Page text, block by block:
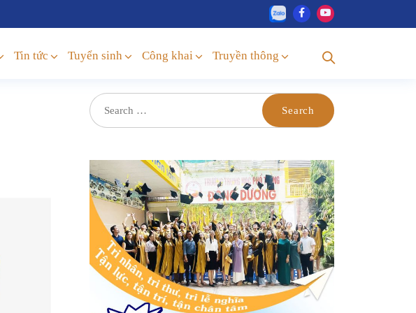
Tin tức Tuyển sinh Công khai Truyền thông